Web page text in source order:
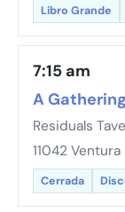
Libro Grande
7:15 am
A
Residuals
11042
Cerrada